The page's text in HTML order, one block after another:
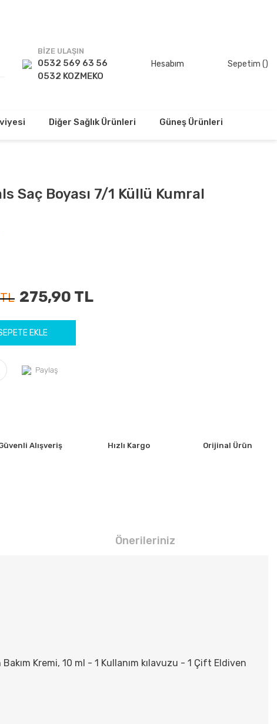
BİZE ULAŞIN
0532 569 63 56
0532 KOZMEKO
Hesabım Sepetim ()
Diğer Sağlık Ürünleri Güneş Ürünleri
Saç Boyası 7/1 Küllü Kumral
275,90 TL
EKLE
Paylaş
Alışveriş Hızlı Kargo Orijinal Ürün
Önerileriniz
Kremi, 10 ml - 1 Kullanım kılavuzu - 1 Çift Eldiven